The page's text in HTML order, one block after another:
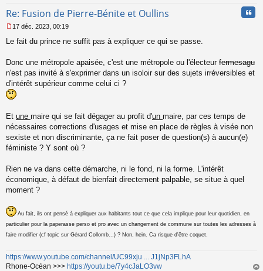
Re: Fusion de Pierre-Bénite et Oullins
e
g
e
n
l
u
17 déc. 2023, 00:19
Le fait du prince ne suffit pas à expliquer ce qui se passe.
Donc une métropole apaisée, c'est une métropole ou l'électeur fermesagu
n'est pas invité à s'exprimer dans un isoloir sur des sujets irréversibles et
d'intérêt supérieur comme celui ci ?
Et une maire qui se fait dégager au profit d'un maire, par ces temps de
nécessaires corrections d'usages et mise en place de règles à visée non
sexiste et non discriminante, ça ne fait poser de question(s) à aucun(e)
féministe ? Y sont où ?
Rien ne va dans cette démarche, ni le fond, ni la forme. L'intérêt
économique, à défaut de bienfait directement palpable, se situe à quel
moment ?
Au fait, ils ont pensé à expliquer aux habitants tout ce que cela implique pour leur quotidien, en
particulier pour la paperasse perso et pro avec un changement de commune sur toutes les adresses à
faire modifier (cf topic sur Gérard Collomb...) ? Non, hein. Ca risque d'être coquet.
https://www.youtube.com/channel/UC99xju ... J1jNp3FLhA
Rhone-Océan >>> https://youtu.be/7y4cJaLO3vw